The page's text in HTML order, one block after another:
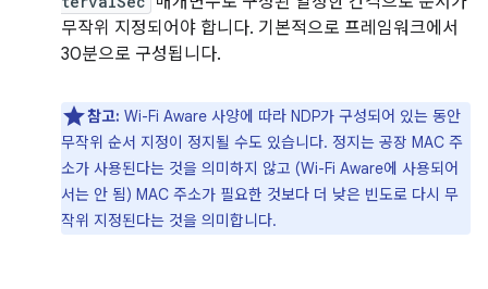
무작위 지정되어야 합니다. 기본적으로 프레임워크에서
30분으로 구성됩니다.
참고: Wi-Fi Aware 사양에 따라 NDP가 구성되어 있는 동안
무작위 순서 지정이 정지될 수도 있습니다. 정지는 공장 MAC 주
소가 사용된다는 것을 의미하지 않고 (Wi-Fi Aware에 사용되어
서는 안 됨) MAC 주소가 필요한 것보다 더 낮은 빈도로 다시 무
작위 지정된다는 것을 의미합니다.